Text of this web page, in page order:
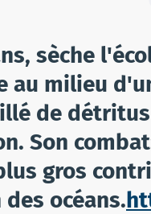
sèche
au milieu
de
Son
gros
océans.